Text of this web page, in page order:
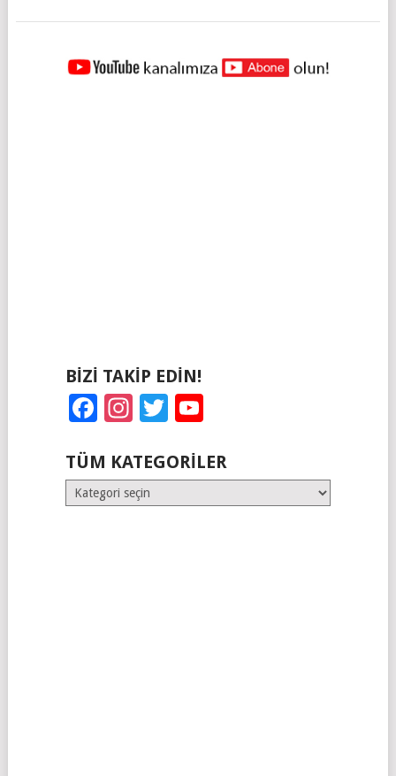
YAZILAR
BIZI TAKIP EDIN!
Facebook
Instagram
Twitter
TÜM KATEGORILER
Tüm
Kategoriler